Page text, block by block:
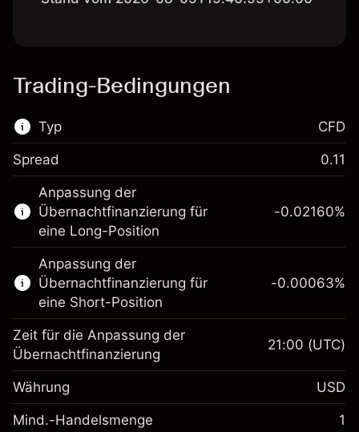
Trading-Bedingungen
Typ
Dieser Finanzmarkt steht für das CFD-
Trading zur Verfügung.
Erfahren Sie mehr über:
CFDs
CFD
Spread 0.11
Anpassung der
Übernachtfinanzierung für
eine Long-Position
Margin. Ihre Investition
$1,000.00
Anpassung der
Übernachtfinanzierung
-0.02160%
Anpassung der
Übernachtfinanzierung für
eine Short-Position
-0.00063%
Zeit für die Anpassung der
Übernachtfinanzierung
21:00 (UTC)
Währung USD
Mind.-Handelsmenge 1